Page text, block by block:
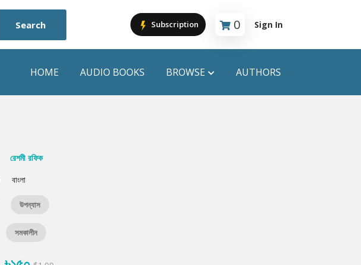
Search Subscription 0
Cart is empty
Sign In
HOME AUDIO BOOKS BROWSE AUTHORS
রেশমী রফিক
বাংলা
উপন্যাস
সমকালীন